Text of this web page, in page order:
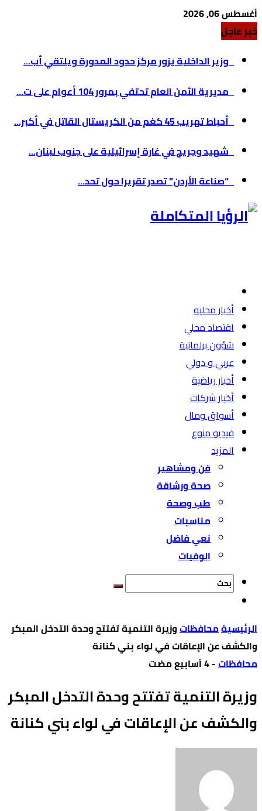
أغسطس 06, 2026
خبر عاجل
وزير الداخلية يزور مركز حدود المدورة ويلتقي أب...
مديرية الأمن العام تحتفي بمرور 104 أعوام على ت...
أحباط تهريب 45 كغم من الكريستال القاتل في أكبر...
شهيد وجريح في غارة إسرائيلية على جنوب لبنان...
“صناعة الأردن” تصدر تقريرا حول تحد...
أخبار محليه
اقتصاد محلي
شؤون برلمانية
عربي و دولي
أخبار رياضية
أخبار شركات
أسواق ومال
فيديو منوع
المزيد
فن ومشاهير
صحة ورشاقة
طب وصحة
مناسبات
نعي فاضل
الوفيات
‫الرئيسية‬محافظاتوزيرة التنمية تفتتح وحدة التدخل المبكر
والكشف عن الإعاقات في لواء بني كنانة
محافظات-
وزيرة التنمية تفتتح وحدة التدخل المبكر
والكشف عن الإعاقات في لواء بني كنانة